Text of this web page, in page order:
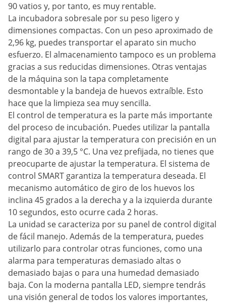
90 vatios y, por tanto, es muy rentable.
La incubadora sobresale por su peso ligero y
dimensiones compactas. Con un peso aproximado de
2,96 kg, puedes transportar el aparato sin mucho
esfuerzo. El almacenamiento tampoco es un problema
gracias a sus reducidas dimensiones. Otras ventajas
de la máquina son la tapa completamente
desmontable y la bandeja de huevos extraíble. Esto
hace que la limpieza sea muy sencilla.
El control de temperatura es la parte más importante
del proceso de incubación. Puedes utilizar la pantalla
digital para ajustar la temperatura con precisión en un
rango de 30 a 39,5 °C. Una vez prefijada, no tienes que
preocuparte de ajustar la temperatura. El sistema de
control SMART garantiza la temperatura deseada. El
mecanismo automático de giro de los huevos los
inclina 45 grados a la derecha y a la izquierda durante
10 segundos, esto ocurre cada 2 horas.
La unidad se caracteriza por su panel de control digital
de fácil manejo. Además de la temperatura, puedes
utilizarlo para controlar otras funciones, como una
alarma para temperaturas demasiado altas o
demasiado bajas o para una humedad demasiado
baja. Con la moderna pantalla LED, siempre tendrás
una visión general de todos los valores importantes,